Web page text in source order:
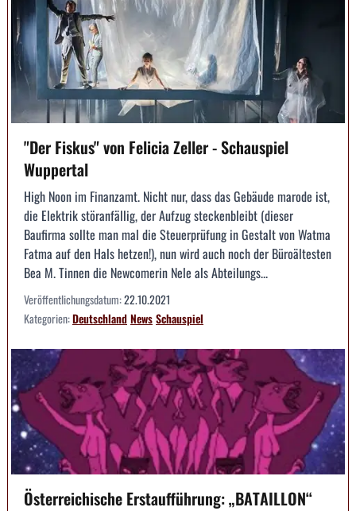
"Der Fiskus" von Felicia Zeller - Schauspiel
Wuppertal
High Noon im Finanzamt. Nicht nur, dass das Gebäude marode ist,
die Elektrik störanfällig, der Aufzug steckenbleibt (dieser
Baufirma sollte man mal die Steuerprüfung in Gestalt von Watma
Fatma auf den Hals hetzen!), nun wird auch noch der Büroältesten
Bea M. Tinnen die Newcomerin Nele als Abteilungs...
Veröffentlichungsdatum:22.10.2021
Kategorien:DeutschlandNewsSchauspiel
Österreichische Erstaufführung: „BATAILLON“